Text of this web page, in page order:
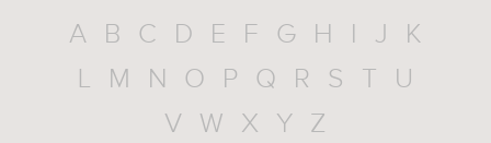
A B C D E F G H J
K
L
M N O P Q R S
U
V
W X Y Z